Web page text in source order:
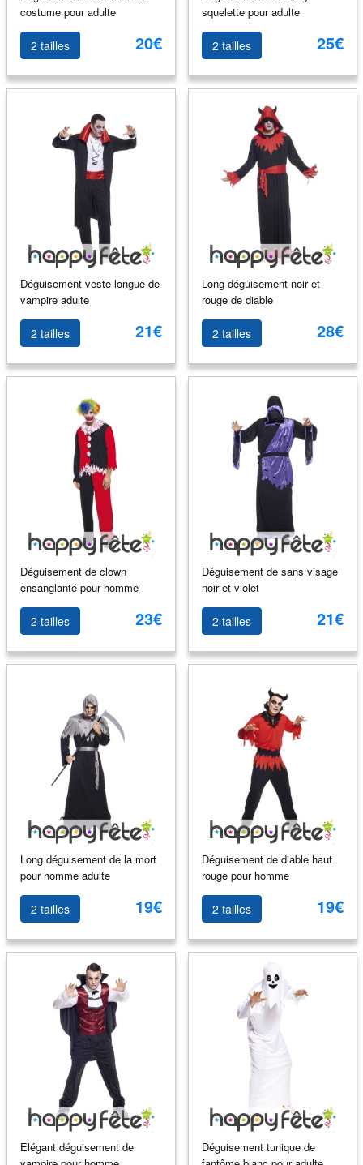
costume pour adulte
2 tailles 20€
squelette pour adulte
2 tailles 25€
Déguisement veste longue de
vampire adulte
2 tailles 21€
Long déguisement noir et
rouge de diable
2 tailles 28€
Déguisement de clown
ensanglanté pour homme
2 tailles 23€
Déguisement de sans visage
noir et violet
2 tailles 21€
Long déguisement de la mort
pour homme adulte
2 tailles 19€
Déguisement de diable haut
rouge pour homme
2 tailles 19€
Elégant déguisement de
Déguisement tunique de